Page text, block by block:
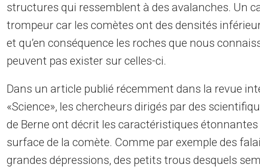
structures qui ressemblent à des avalanches. Un
trompeur car les comètes ont des densités
et qu’en conséquence les roches que nous
peuvent pas exister sur celles-ci.
Dans un article publié récemment dans la revue
«Science», les chercheurs dirigés par des
de Berne ont décrit les caractéristiques étonnantes
surface de la comète. Comme par exemple des
grandes dépressions, des petits trous desquels